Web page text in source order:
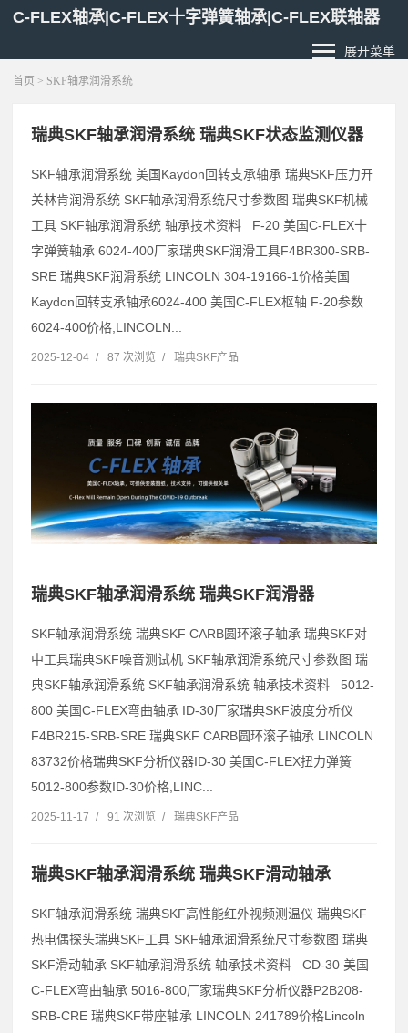
C-FLEX轴承|C-FLEX十字弹簧轴承|C-FLEX联轴器
展开菜单
首页 > SKF轴承润滑系统
瑞典SKF轴承润滑系统 瑞典SKF状态监测仪器
SKF轴承润滑系统 美国Kaydon回转支承轴承 瑞典SKF压力开
关林肯润滑系统 SKF轴承润滑系统尺寸参数图 瑞典SKF机械
工具 SKF轴承润滑系统 轴承技术资料 F-20 美国C-FLEX十
字弹簧轴承 6024-400厂家瑞典SKF润滑工具F4BR300-SRB-
SRE 瑞典SKF润滑系统 LINCOLN 304-19166-1价格美国
Kaydon回转支承轴承6024-400 美国C-FLEX枢轴 F-20参数
6024-400价格,LINCOLN...
2025-12-04 / 87 次浏览 / 瑞典SKF产品
瑞典SKF轴承润滑系统 瑞典SKF润滑器
SKF轴承润滑系统 瑞典SKF CARB圆环滚子轴承 瑞典SKF对
中工具瑞典SKF噪音测试机 SKF轴承润滑系统尺寸参数图 瑞
典SKF轴承润滑系统 SKF轴承润滑系统 轴承技术资料 5012-
800 美国C-FLEX弯曲轴承 ID-30厂家瑞典SKF波度分析仪
F4BR215-SRB-SRE 瑞典SKF CARB圆环滚子轴承 LINCOLN
83732价格瑞典SKF分析仪器ID-30 美国C-FLEX扭力弹簧
5012-800参数ID-30价格,LINC...
2025-11-17 / 91 次浏览 / 瑞典SKF产品
瑞典SKF轴承润滑系统 瑞典SKF滑动轴承
SKF轴承润滑系统 瑞典SKF高性能红外视频测温仪 瑞典SKF
热电偶探头瑞典SKF工具 SKF轴承润滑系统尺寸参数图 瑞典
SKF滑动轴承 SKF轴承润滑系统 轴承技术资料 CD-30 美国
C-FLEX弯曲轴承 5016-800厂家瑞典SKF分析仪器P2B208-
SRB-CRE 瑞典SKF带座轴承 LINCOLN 241789价格Lincoln